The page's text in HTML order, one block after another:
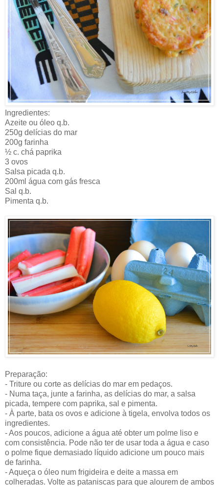
Ingredientes:
Azeite ou óleo q.b.
250g delícias do mar
200g farinha
½ c. chá paprika
3 ovos
Salsa picada q.b.
200ml água com gás fresca
Sal q.b.
Pimenta q.b.
Preparação:
- Triture ou corte as delícias do mar em pedaços.
- Numa taça, junte a farinha, as delícias do mar, a salsa
picada, tempere com paprika, sal e pimenta.
- À parte, bata os ovos e adicione à tigela, envolva todos os
ingredientes.
- Aos poucos, adicione a água até obter um polme liso e
com consistência. Pode não ter de usar toda a água e caso
o polme fique demasiado líquido adicione um pouco mais
de farinha.
- Aqueça o óleo num frigideira e deite a massa em
colheradas. Volte as pataniscas para que alourem de ambos